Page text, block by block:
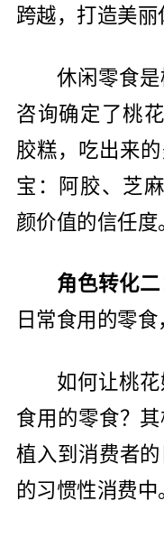
跨越，打造美丽
休闲零食
咨询确定了桃
胶糕，吃出来
宝：阿胶、芝
颜价值的信任度
角色转化二
日常食用的零
如何让桃
食用的零食？
植入到消费者
的习惯性消费中